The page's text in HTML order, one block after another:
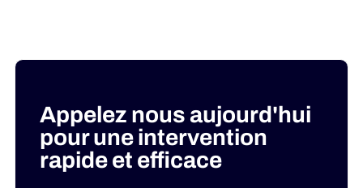
Appelez nous aujourd'hui
pour une intervention
rapide et efficace